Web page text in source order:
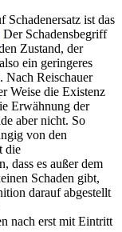
Schadenersatz ist das
Der Schadensbegriff
Zustand, der
ein geringeres
Nach Reischauer
Weise die Existenz
Erwähnung der
aber nicht. So
von den
die
dass es außer dem
Schaden gibt,
darauf abgestellt
nach erst mit Eintritt